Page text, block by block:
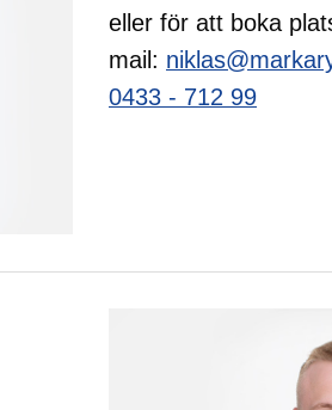
eller för att boka
mail:
0433 - 712 99